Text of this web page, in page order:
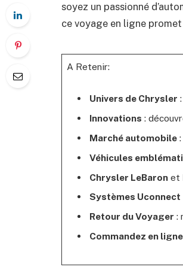
soyez un passionné
ce voyage en ligne
A Retenir:
Univers de Chrysler
Innovations :
Marché automobile:
Véhicules
Chrysler LeBaronet
Systèmes Uconnect
Retour du Voyager :
Commandez en ligne